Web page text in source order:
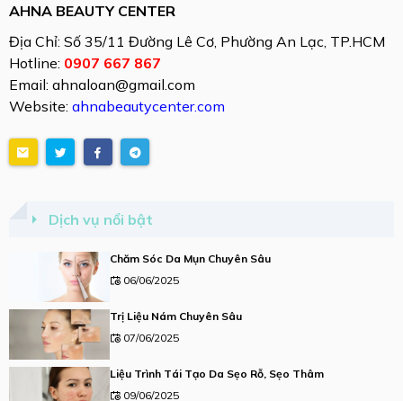
AHNA BEAUTY CENTER
Địa Chỉ: Số 35/11 Đường Lê Cơ, Phường An Lạc, TP.HCM
Hotline: 0907 667 867
Email: ahnaloan@gmail.com
Website: ahnabeautycenter.com
Dịch vụ nổi bật
Chăm Sóc Da Mụn Chuyên Sâu
06/06/2025
Trị Liệu Nám Chuyên Sâu
07/06/2025
Liệu Trình Tái Tạo Da Sẹo Rỗ, Sẹo Thâm
09/06/2025